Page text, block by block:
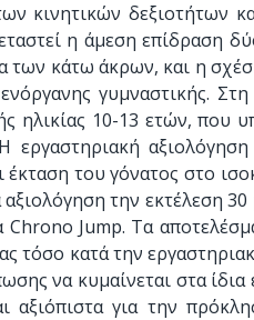
κινητικών δεξιοτήτων
η άμεση επίδραση
των κάτω άκρων, και η
γυμναστικής.
ηλικίας 10-13 ετών, που
εργαστηριακή
έκταση του γόνατος στο
αξιολόγηση την εκτέλεση
Jump. Τα
τόσο κατά την
να κυμαίνεται στα
αξιόπιστα για την